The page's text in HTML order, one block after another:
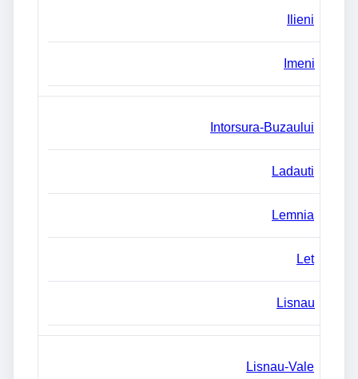
Ilieni
Imeni
Intorsura-Buzaului
Ladauti
Lemnia
Let
Lisnau
Lisnau-Vale